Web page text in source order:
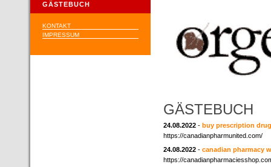
GÄSTEBUCH
KONTAKT
IMPRESSUM
GÄSTEBUCH
24.08.2022 - buy prescription
https://canadianpharmunited.com/
24.08.2022 - canadian pharmacy
https://